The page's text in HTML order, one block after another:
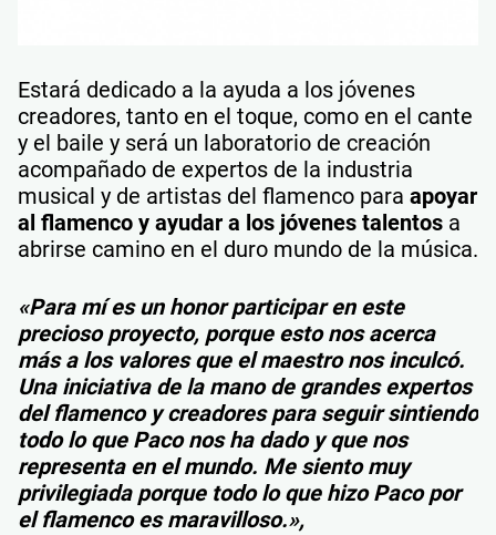
Estará dedicado a la ayuda a los jóvenes
creadores, tanto en el toque, como en el cante
y el baile y será un laboratorio de creación
acompañado de expertos de la industria
musical y de artistas del flamenco para apoyar
al flamenco y ayudar a los jóvenes talentos a
abrirse camino en el duro mundo de la música.
«Para mí es un honor participar en este
precioso proyecto, porque esto nos acerca
más a los valores que el maestro nos inculcó.
Una iniciativa de la mano de grandes expertos
del flamenco y creadores para seguir sintiendo
todo lo que Paco nos ha dado y que nos
representa en el mundo. Me siento muy
privilegiada porque todo lo que hizo Paco por
el flamenco es maravilloso.»,